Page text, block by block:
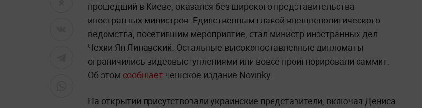
прошедший в Киеве, оказался без широкого представительства
иностранных министров. Единственным главой внешнеполитического
ведомства, посетившим мероприятие, стал министр иностранных дел
Чехии Ян Липавский. Остальные высокопоставленные дипломаты
ограничились видеовыступлениями или вовсе проигнорировали саммит.
Об этом сообщает чешское издание Novinky.
На открытии присутствовали украинские представители, включая Дениса